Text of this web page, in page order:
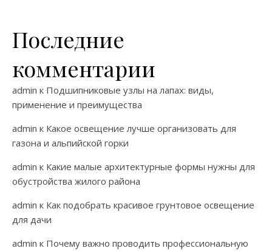
Последние
комментарии
admin к Подшипниковые узлы на лапах: виды,
применение и преимущества
admin к Какое освещение лучше организовать для
газона и альпийской горки
admin к Какие малые архитектурные формы нужны для
обустройства жилого района
admin к Как подобрать красивое грунтовое освещение
для дачи
admin к Почему важно проводить профессиональную